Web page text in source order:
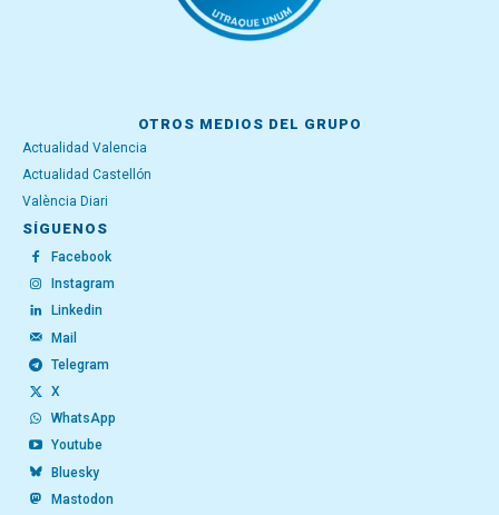
OTROS MEDIOS DEL GRUPO
Actualidad Valencia
Actualidad Castellón
València Diari
SÍGUENOS
Facebook
Instagram
Linkedin
Mail
Telegram
X
WhatsApp
Youtube
Bluesky
Mastodon